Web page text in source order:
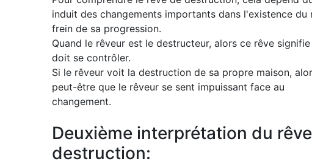
induit des changements importants dans l'existence
frein de sa progression.
Quand le rêveur est le destructeur, alors ce rêve
doit se contrôler.
Si le rêveur voit la destruction de sa propre maison,
peut-être que le rêveur se sent impuissant face au
changement.
Deuxième interprétation du rêve
destruction: